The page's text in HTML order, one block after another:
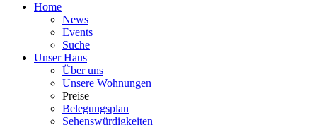
Home
News
Events
Suche
Unser Haus
Über uns
Unsere Wohnungen
Preise
Belegungsplan
Sehenswürdigkeiten